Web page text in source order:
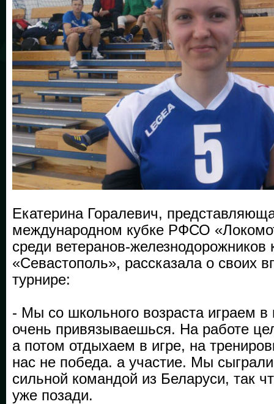
Екатерина Горалевич,
международном кубке РФСО
среди ветеранов-железнодорожников
«Севастополь», рассказала о своих
турнире:
- Мы со школьного возраста играем
очень привязываешься. На работе
а потом отдыхаем в игре, на
нас не победа. а участие. Мы
сильной командой из Беларуси, так
уже позади.